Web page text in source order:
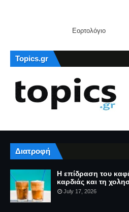
Εορτολόγιο
Topics.gr
Διατροφή
Η επίδραση του
καρδιάς και τη
July 17, 2026